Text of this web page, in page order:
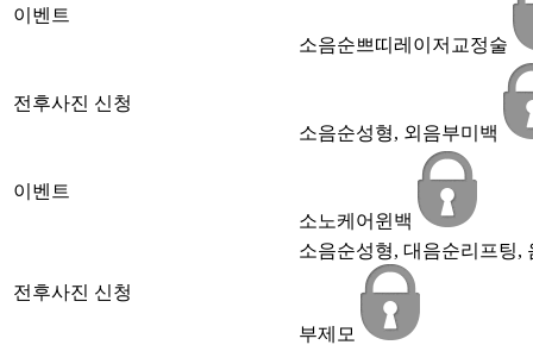
이벤트
소음순쁘띠레이저교정술
전후사진 신청
소음순성형, 외음부미백
이벤트
소노케어윈백
전후사진 신청
소음순성형, 대음순리프팅,
부제모